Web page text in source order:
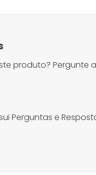
produto? Pergunte
Perguntas e